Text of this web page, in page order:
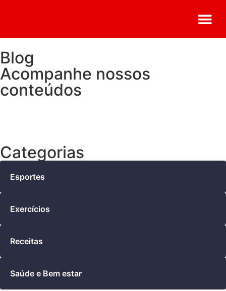
Blog
Acompanhe nossos
conteúdos
Categorias
Esportes
Exercícios
Receitas
Saúde e Bem estar